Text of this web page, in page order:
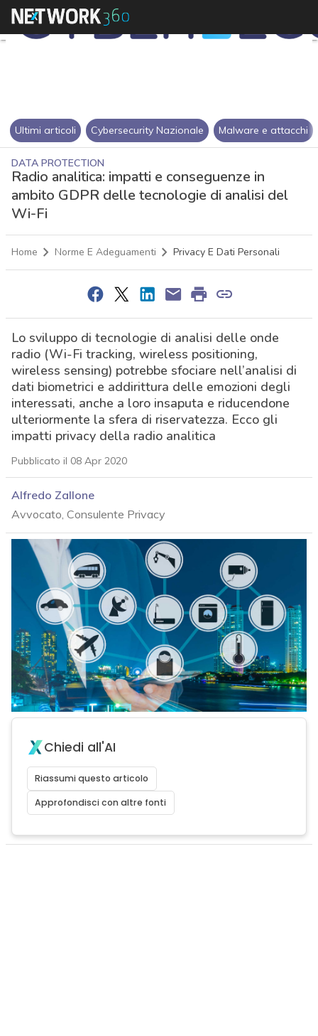
Ultimi articoli Cybersecurity Nazionale Malware e attacchi
DATA PROTECTION
Radio analitica: impatti e conseguenze in
ambito GDPR delle tecnologie di analisi del
Wi-Fi
Home Norme E Adeguamenti Privacy E Dati Personali
Lo sviluppo di tecnologie di analisi delle onde
radio (Wi-Fi tracking, wireless positioning,
wireless sensing) potrebbe sfociare nell’analisi di
dati biometrici e addirittura delle emozioni degli
interessati, anche a loro insaputa e riducendone
ulteriormente la sfera di riservatezza. Ecco gli
impatti privacy della radio analitica
Pubblicato il 08 Apr 2020
Alfredo Zallone
Avvocato, Consulente Privacy
Chiedi all'AI
Riassumi questo articolo
Approfondisci con altre fonti